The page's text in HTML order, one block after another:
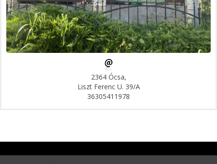
2364 Ócsa,
Liszt Ferenc U. 39/A
36305411978